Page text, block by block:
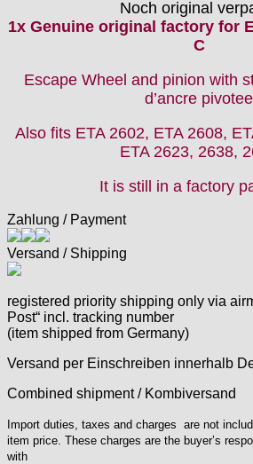
Emes
F "Felsa"
FE "France Ebauches"
GUB "Glashütter Uhrenbetrieb"
GUBA
HB "Hermann Becker"
Heuer
HF Bauer
Index
Intese
Jean Brun
Noch original
1x Genuine original factory for
C
Escape Wheel and pinion with
d’ancre pivotee
Also fits ETA 2602, ETA 2608,
ETA 2623, 2638,
It is still in a factory
Zahlung / Payment
Versand / Shipping
registered priority shipping only via
Post“ incl. tracking number
(item shipped from Germany)
Versand per Einschreiben innerhalb
Combined shipment / Kombiversand
Import duties, taxes and charges are not
item price. These charges are the buyer’s
with